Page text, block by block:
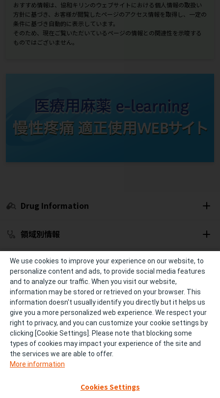
おすすめ情報は、協和キリンのウェブサイトにおける個人情報の取扱い
方針に基づき、お客様が閲覧したページのアクセス情報を取得し、一定の
条件に基づき自動的に表示しています。
そのため、現在ご覧いただいているページの情報との関連性を示唆する
ものではございません。
Drug Information
領域別情報
セミナー開催予定
冊子・資材
診療サポート
個人情報の取り扱い ご利用条件およびご利用環境
We use cookies to improve your experience on our website, to
personalize content and ads, to provide social media features
and to analyze our traffic. When you visit our website,
information may be stored or retrieved on your browser. This
information doesn't usually identify you directly but it helps us
give you a more personalized web experience. We respect your
right to privacy, and you can customize your cookie settings by
clicking [Cookie Settings]. Please note that blocking some
types of cookies may impact your experience of the site and
the services we are able to offer.
More information
Cookies Settings